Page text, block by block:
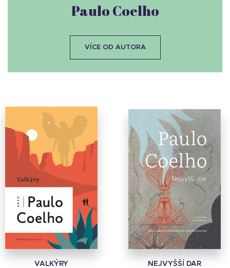
VALKÝRY NEJVYŠŠÍ DAR
Paulo Coelho
VÍCE OD AUTORA